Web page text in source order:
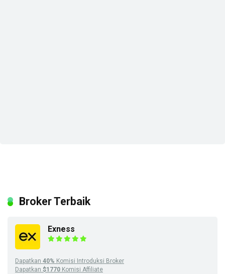
Broker Terbaik
Exness
Dapatkan 40% Komisi Introduksi Broker
Dapatkan $1770 Komisi Affiliate